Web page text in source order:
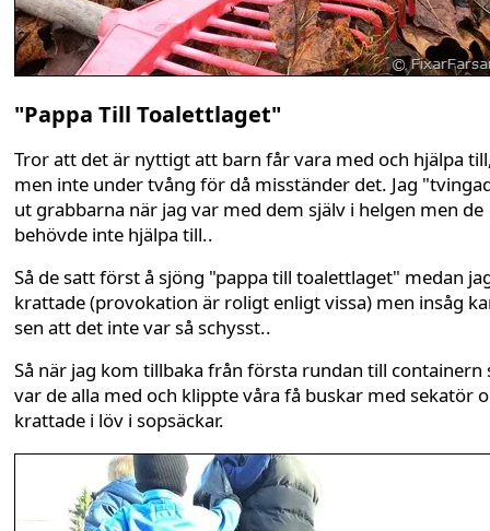
"Pappa Till Toalettlaget"
Tror att det är nyttigt att barn får vara med och hjälpa
men inte under tvång för då misständer det. Jag
ut grabbarna när jag var med dem själv i helgen men de
behövde inte hjälpa till..
Så de satt först å sjöng "pappa till toalettlaget" medan
krattade (provokation är roligt enligt vissa) men insåg
sen att det inte var så schysst..
Så när jag kom tillbaka från första rundan till containern
var de alla med och klippte våra få buskar med sekatör
krattade i löv i sopsäckar.